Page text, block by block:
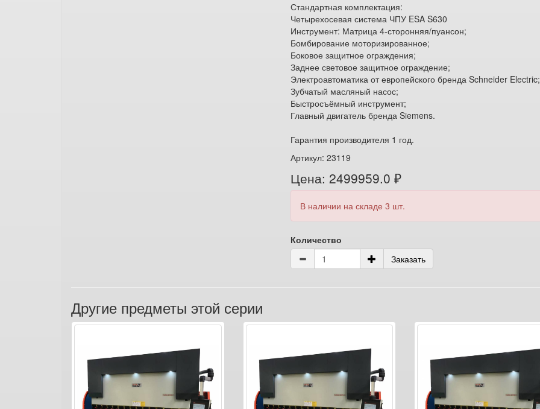
Стандартная комплектация:
Четырехосевая система ЧПУ ESA S630
Инструмент: Матрица 4-сторонняя/пуансон;
Бомбирование моторизированное;
Боковое защитное ограждения;
Заднее световое защитное ограждение;
Электроавтоматика от европейского бренда Schneider Electric;
Зубчатый масляный насос;
Быстросъёмный инструмент;
Главный двигатель бренда Siemens.
Гарантия производителя 1 год.
Артикул: 23119
Цена: 2499959.0 ₽
В наличии на складе 3 шт.
Количество
Заказать
Другие предметы этой серии